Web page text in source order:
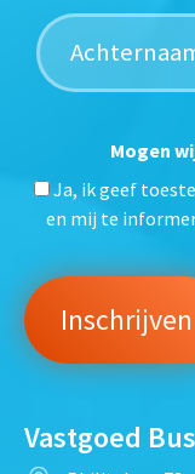
Mogen
Ja, ik geef
en mij te
Vastgoed